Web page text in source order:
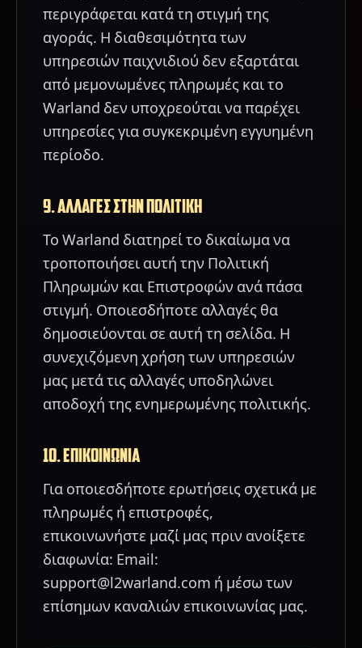
περιγράφεται κατά τη στιγμή της
αγοράς. Η διαθεσιμότητα των
υπηρεσιών παιχνιδιού δεν εξαρτάται
από μεμονωμένες πληρωμές και το
Warland δεν υποχρεούται να παρέχει
υπηρεσίες για συγκεκριμένη εγγυημένη
περίοδο.
9. ΑΛΛΑΓΕΣ ΣΤΗΝ ΠΟΛΙΤΙΚΗ
Το Warland διατηρεί το δικαίωμα να
τροποποιήσει αυτή την Πολιτική
Πληρωμών και Επιστροφών ανά πάσα
στιγμή. Οποιεσδήποτε αλλαγές θα
δημοσιεύονται σε αυτή τη σελίδα. Η
συνεχιζόμενη χρήση των υπηρεσιών
μας μετά τις αλλαγές υποδηλώνει
αποδοχή της ενημερωμένης πολιτικής.
10. ΕΠΙΚΟΙΝΩΝΙΑ
Για οποιεσδήποτε ερωτήσεις σχετικά με
πληρωμές ή επιστροφές,
επικοινωνήστε μαζί μας πριν ανοίξετε
διαφωνία: Email:
support@l2warland.com ή μέσω των
επίσημων καναλιών επικοινωνίας μας.